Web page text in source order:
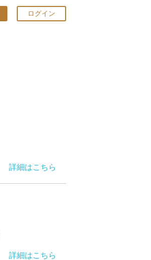
ログイン
詳細はこちら
詳細はこちら